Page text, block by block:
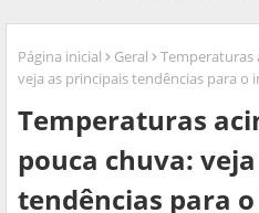
Página inicial Geral
Temperaturas
veja as principais tendências para
Temperaturas
pouca chuva:
tendências para